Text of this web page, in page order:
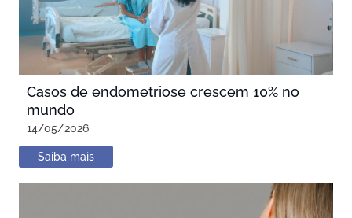
Casos de endometriose crescem 10% no
mundo
14/05/2026
Saiba mais